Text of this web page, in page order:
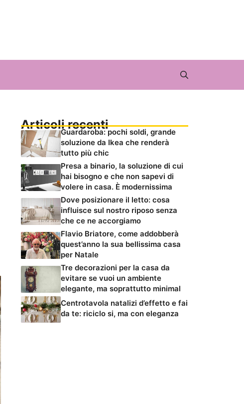
Articoli recenti
Guardaroba: pochi soldi, grande
soluzione da Ikea che renderà
tutto più chic
Presa a binario, la soluzione di cui
hai bisogno e che non sapevi di
volere in casa. È modernissima
Dove posizionare il letto: cosa
influisce sul nostro riposo senza
che ce ne accorgiamo
Flavio Briatore, come addobberà
quest’anno la sua bellissima casa
per Natale
Tre decorazioni per la casa da
evitare se vuoi un ambiente
elegante, ma soprattutto minimal
Centrotavola natalizi d’effetto e fai
da te: riciclo si, ma con eleganza